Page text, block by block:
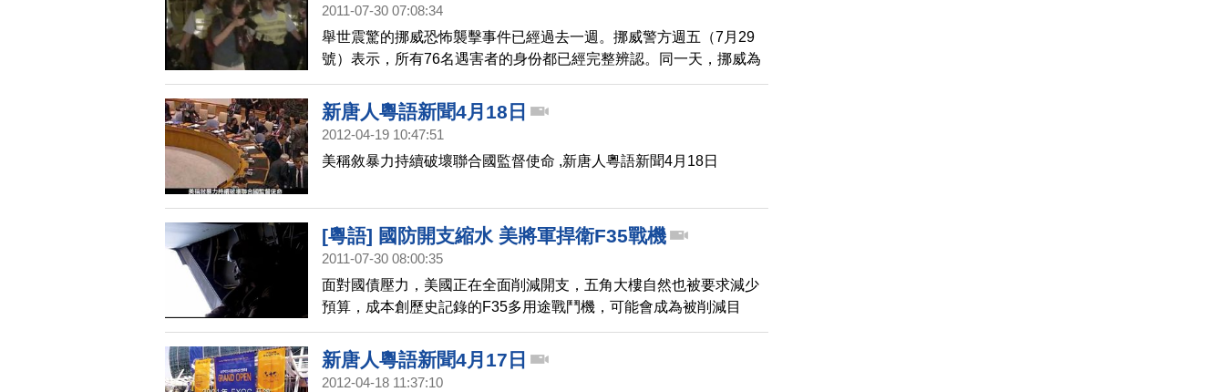
2011-07-30 07:08:34
舉世震驚的挪威恐怖襲擊事件已經過去一週。挪威警方週五（7月29
號）表示，所有76名遇害者的身份都已經完整辨認。同一天，挪威為
遇害者舉行了葬禮。 ,[粵語] 慘案發生一週 挪威為遇害者舉行葬禮
新唐人粵語新聞4月18日
2012-04-19 10:47:51
美稱敘暴力持續破壞聯合國監督使命 ,新唐人粵語新聞4月18日
[粵語] 國防開支縮水 美將軍捍衛F35戰機
2011-07-30 08:00:35
面對國債壓力，美國正在全面削減開支，五角大樓自然也被要求減少
預算，成本創歷史記錄的F35多用途戰鬥機，可能會成為被削減目
標。對此，美國海軍陸戰隊指揮官阿莫斯將軍（JAMES F. AMOS）捍
衛這款性能卓越的隱形戰鬥機。 ,[粵語] 國防開支縮水 美將軍捍衛F35
戰機
新唐人粵語新聞4月17日
2012-04-18 11:37:10